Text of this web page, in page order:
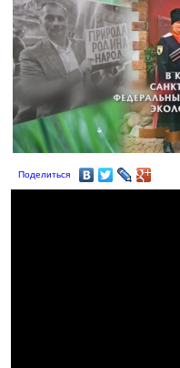
Поделиться